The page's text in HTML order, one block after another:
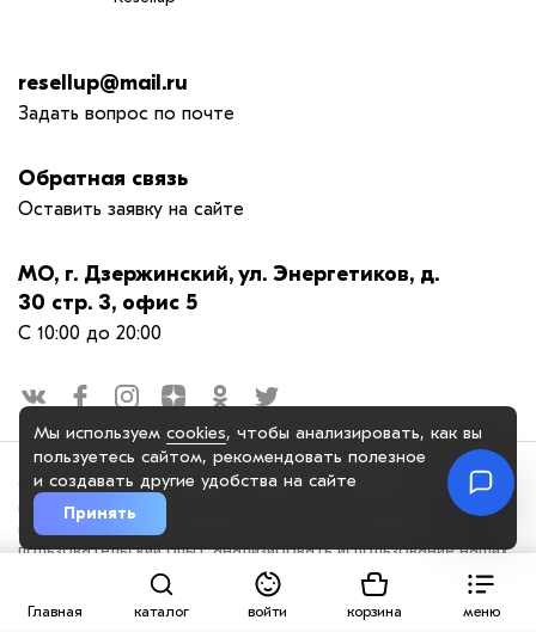
Главная каталог войти корзина меню
resellup@mail.ru
Задать вопрос по почте
Обратная связь
Оставить заявку на сайте
МО, г. Дзержинский, ул. Энергетиков, д.
30 стр. 3, офис 5
С 10:00 до 20:00
© 2025. OOO "РЕСЕЛАП ГРУПП", официальный сайт. Сайт
reseiiup.ru использует куки-файлы и другие технологии, чтобы
помочь вам в навигации, а также предоставить лучший
пользовательский опыт, анализировать использование наших
продуктов и услуг, повысить качество рекламных и
маркетинговых активностей. Если Вы не хотите, чтобы Ваши
пользовательские данные обрабатывались, пожалуйста,
Мы используем cookies, чтобы анализировать, как вы
пользуетесь сайтом, рекомендовать полезное
и создавать другие удобства на сайте
Принять